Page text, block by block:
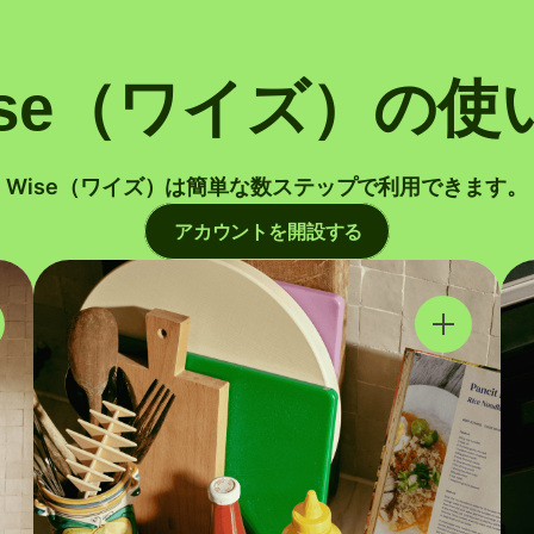
（ワイズ）の使
Wise（ワイズ）は簡単な数ステップで利用できます。
アカウントを開設する